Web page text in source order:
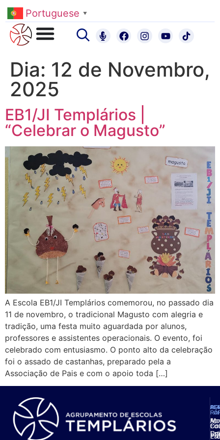
Portuguese ▼
Dia: 12 de Novembro,
2025
EB1/JI Templários |
“Celebrar o Magusto”
A Escola EB1/JI Templários comemorou, no passado dia
11 de novembro, o tradicional Magusto com alegria e
tradição, uma festa muito aguardada por alunos,
professores e assistentes operacionais. O evento, foi
celebrado com entusiasmo. O ponto alto da celebração
foi o assado de castanhas, preparado pela a
Associação de Pais e com o apoio toda […]